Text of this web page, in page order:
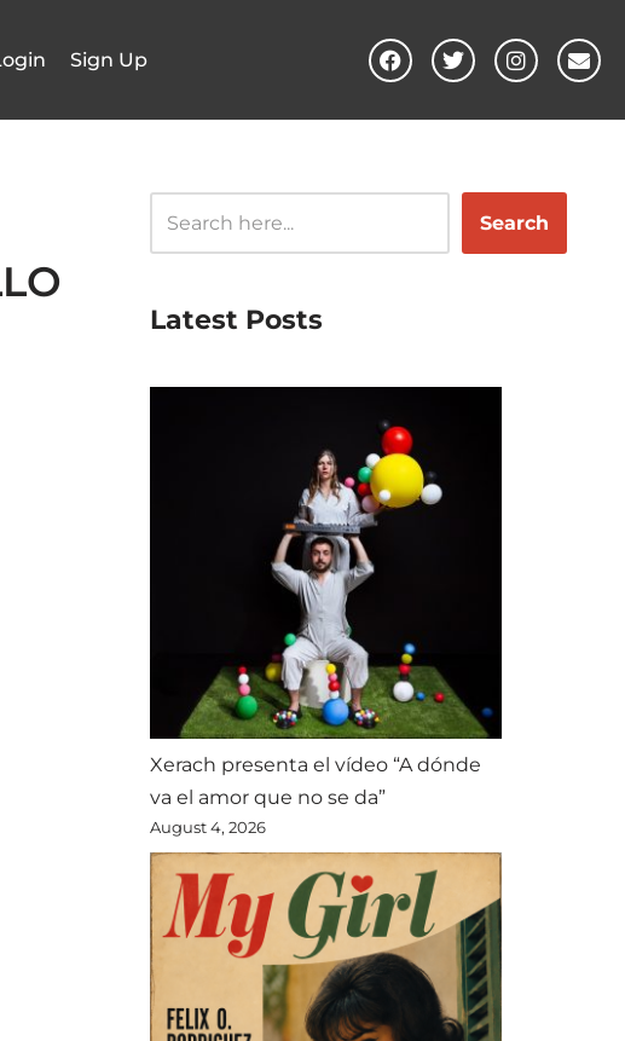
Sign Up
Search
Latest Posts
Xerach presenta el vídeo “A dónde
va el amor que no se da”
August 4, 2026